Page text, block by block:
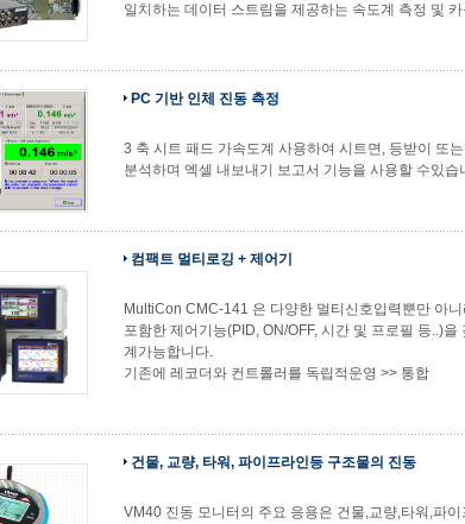
일치하는 데이터 스트림을 제공하는 속도계 측정 및
PC 기반 인체 진동 측정
3 축 시트 패드 가속도계 사용하여 시트면, 등받이 또
분석하며 엑셀 내보내기 보고서 기능을 사용할 수있
컴팩트 멀티로깅 + 제어기
MultiCon CMC‑141 은 다양한 멀티신호입력뿐만 아
포함한 제어기능(PID, ON/OFF, 시간 및 프로필 등..)
계가능합니다.
기존에 레코더와 컨트롤러를 독립적운영 >> 통합
건물, 교량, 타워, 파이프라인등 구조물의 진동
VM40 진동 모니터의 주요 응용은 건물,교량,타워,파